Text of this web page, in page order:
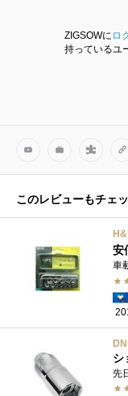
ZIGSOWに ロ
持っているユ
このレビューもチェ
安
シ